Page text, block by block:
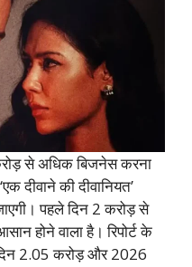
से अधिक बिजनेस करना
दीवाने की दीवानियत’
पहले दिन 2 करोड़ से
होने वाला है। रिपोर्ट के
2.05 करोड़ और 2026